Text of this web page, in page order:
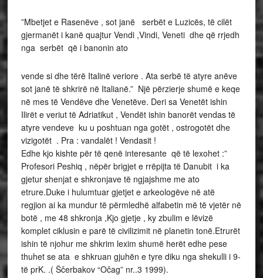
”Mbetjet e Rasenëve , sot janë serbët e Luzicës, të cilët
gjermanët i kanë quajtur Vendi ,Vindi, Veneti dhe që rrjedh
nga serbët që i banonin ato
vende si dhe tërë Italinë veriore . Ata serbë të atyre anëve
sot janë të shkrirë në Italianë.” Një përzierje shumë e keqe
në mes të Vendëve dhe Venetëve. Deri sa Venetët ishin
Ilirët e veriut të Adriatikut , Vendët ishin banorët vendas të
atyre vendeve ku u poshtuan nga gotët , ostrogotët dhe
vizigotët . Pra : vandalët ! Vendasit !
Edhe kjo kishte për të qenë interesante që të lexohet :”
Profesori Peshiq , nëpër brigjet e rrëpijta të Danubit i ka
gjetur shenjat e shkronjave të ngjajshme me ato
etrure.Duke i hulumtuar gjetjet e arkeologëve në atë
regjion ai ka mundur të përmledhë alfabetin më të vjetër në
botë , me 48 shkronja ,Kjo gjetje , ky zbulim e lëvizë
komplet ciklusin e parë të civilizimit në planetin tonë.Etrurët
ishin të njohur me shkrim lexim shumë herët edhe pese
thuhet se ata e shkruan gjuhën e tyre diku nga shekulli i 9-
të prK. .( Ščerbakov “Očag” nr..3 1999).